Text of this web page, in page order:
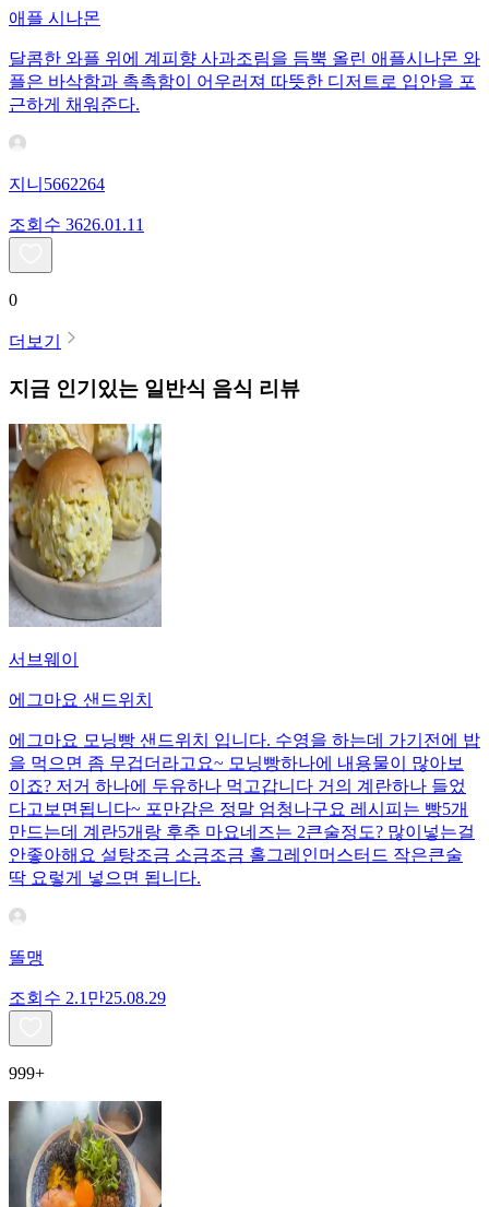
애플 시나몬
달콤한 와플 위에 계피향 사과조림을 듬뿍 올린 애플시나몬 와
플은 바삭함과 촉촉함이 어우러져 따뜻한 디저트로 입안을 포
근하게 채워준다.
지니5662264
조회수 3626.01.11
0
더보기
지금 인기있는 일반식 음식 리뷰
서브웨이
에그마요 샌드위치
에그마요 모닝빵 샌드위치 입니다. 수영을 하는데 가기전에 밥
을 먹으면 좀 무겁더라고요~ 모닝빵하나에 내용물이 많아보
이죠? 저거 하나에 두유하나 먹고갑니다 거의 계란하나 들었
다고보면됩니다~ 포만감은 정말 엄청나구요 레시피는 빵5개
만드는데 계란5개랑 후추 마요네즈는 2큰술정도? 많이넣는걸
안좋아해요 설탕조금 소금조금 홀그레인머스터드 작은큰술
딱 요렇게 넣으면 됩니다.
똘맹
조회수 2.1만25.08.29
999+